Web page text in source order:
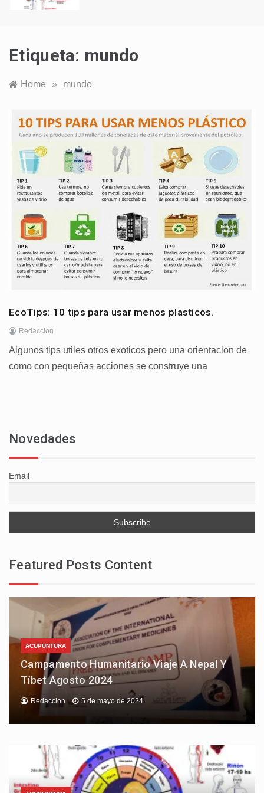
Etiqueta: mundo
Home » mundo
EcoTips: 10 tips para usar menos plasticos.
Redaccion
Algunos tips utiles otros exoticos pero una orientacion de
como con pequeñas acciones se construye una
Novedades
Email
Featured Posts Content
ACUPUNTURA
Campamento Humanitario Viaje A Nepal Y
Tíbet Agosto 2024
Redaccion 5 de mayo de 2024